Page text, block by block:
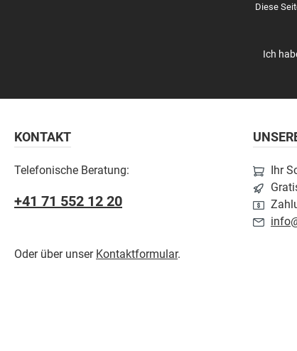
Diese
Ich
KONTAKT
Telefonische Beratung:
+41 71 552 12 20
Oder über unser Kontaktformular.
Ihr